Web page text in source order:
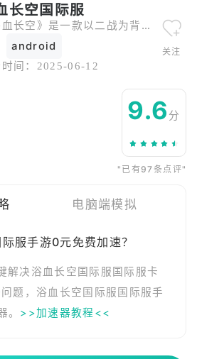
长空国际服
《浴血长空》是一款以二战为背景的3D空战竞技手游，凭借其高度还原的真实历史场景和逼真的战机模型，成为空战爱好者的经典之作。游戏内收录了30余架二战经典战机，如德军“屠夫鸟”Fw190、英军“重战英俊战士”等，玩家可自由改装战机性能，打造专属座驾。操作上支持陀螺仪、虚拟摇杆及手柄等多种方式，流畅度与真实感并存，让玩家仿佛置身战场。此外，游戏提供实时4V4对战、科研系统、装备培养等丰富玩法，结合历史战役任务与PVP竞技，满足不同玩家需求。尽管游戏已停运，但其“二战空战历史还原”与“战机改装自由度”仍被玩家津津乐道，成为经典空战手游的标杆。
android
间： 2025-06-12
关注
9.6 分
"已有97条点评"
电脑端模拟
服手游0元免费加速？
解决浴血长空国际服国际服卡
题，浴血长空国际服国际服手
。 >>加速器教程<<